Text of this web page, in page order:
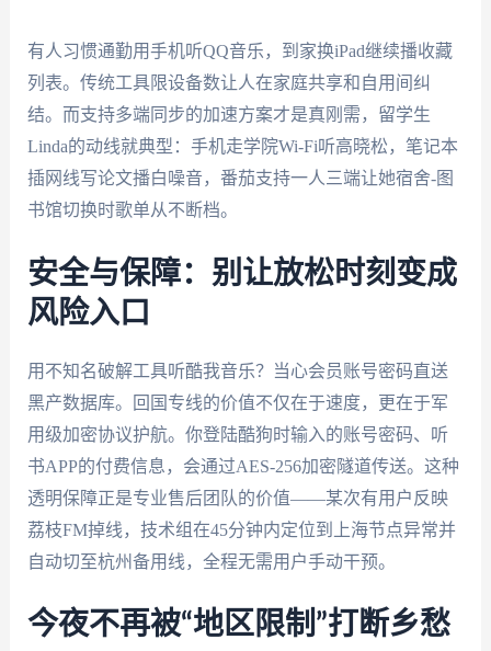
有人习惯通勤用手机听QQ音乐，到家换iPad继续播收藏
列表。传统工具限设备数让人在家庭共享和自用间纠
结。而支持多端同步的加速方案才是真刚需，留学生
Linda的动线就典型：手机走学院Wi-Fi听高晓松，笔记本
插网线写论文播白噪音，番茄支持一人三端让她宿舍-图
书馆切换时歌单从不断档。
安全与保障：别让放松时刻变成
风险入口
用不知名破解工具听酷我音乐？当心会员账号密码直送
黑产数据库。回国专线的价值不仅在于速度，更在于军
用级加密协议护航。你登陆酷狗时输入的账号密码、听
书APP的付费信息，会通过AES-256加密隧道传送。这种
透明保障正是专业售后团队的价值——某次有用户反映
荔枝FM掉线，技术组在45分钟内定位到上海节点异常并
自动切至杭州备用线，全程无需用户手动干预。
今夜不再被“地区限制”打断乡愁